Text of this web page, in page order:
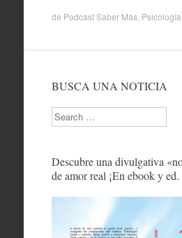
de Podcast Saber Más,
BUSCA UNA NOTICIA
Search
Descubre una divulgativa
de amor real ¡En ebook y